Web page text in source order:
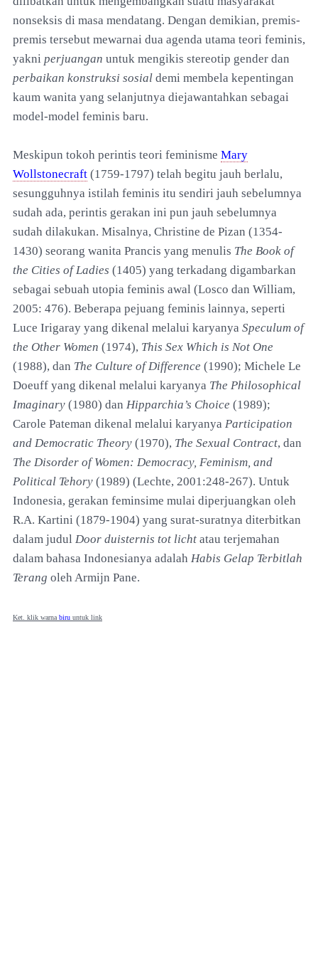
nonseksis di masa mendatang. Dengan demikian, premis-
premis tersebut mewarnai dua agenda utama teori feminis,
yakni perjuangan untuk mengikis stereotip gender dan
perbaikan konstruksi sosial demi membela kepentingan
kaum wanita yang selanjutnya diejawantahkan sebagai
model-model feminis baru.
Meskipun tokoh perintis teori feminisme Mary
Wollstonecraft (1759-1797) telah begitu jauh berlalu,
sesungguhnya istilah feminis itu sendiri jauh sebelumnya
sudah ada, perintis gerakan ini pun jauh sebelumnya
sudah dilakukan. Misalnya, Christine de Pizan (1354-
1430) seorang wanita Prancis yang menulis The Book of
the Cities of Ladies (1405) yang terkadang digambarkan
sebagai sebuah utopia feminis awal (Losco dan William,
2005: 476). Beberapa pejuang feminis lainnya, seperti
Luce Irigaray yang dikenal melalui karyanya Speculum of
the Other Women (1974), This Sex Which is Not One
(1988), dan The Culture of Difference (1990); Michele Le
Doeuff yang dikenal melalui karyanya The Philosophical
Imaginary (1980) dan Hipparchia’s Choice (1989);
Carole Pateman dikenal melalui karyanya Participation
and Democratic Theory (1970), The Sexual Contract, dan
The Disorder of Women: Democracy, Feminism, and
Political Tehory (1989) (Lechte, 2001:248-267). Untuk
Indonesia, gerakan feminsime mulai diperjuangkan oleh
R.A. Kartini (1879-1904) yang surat-suratnya diterbitkan
dalam judul Door duisternis tot licht atau terjemahan
dalam bahasa Indonesianya adalah Habis Gelap Terbitlah
Terang oleh Armijn Pane.
Ket. klik warna biru untuk link